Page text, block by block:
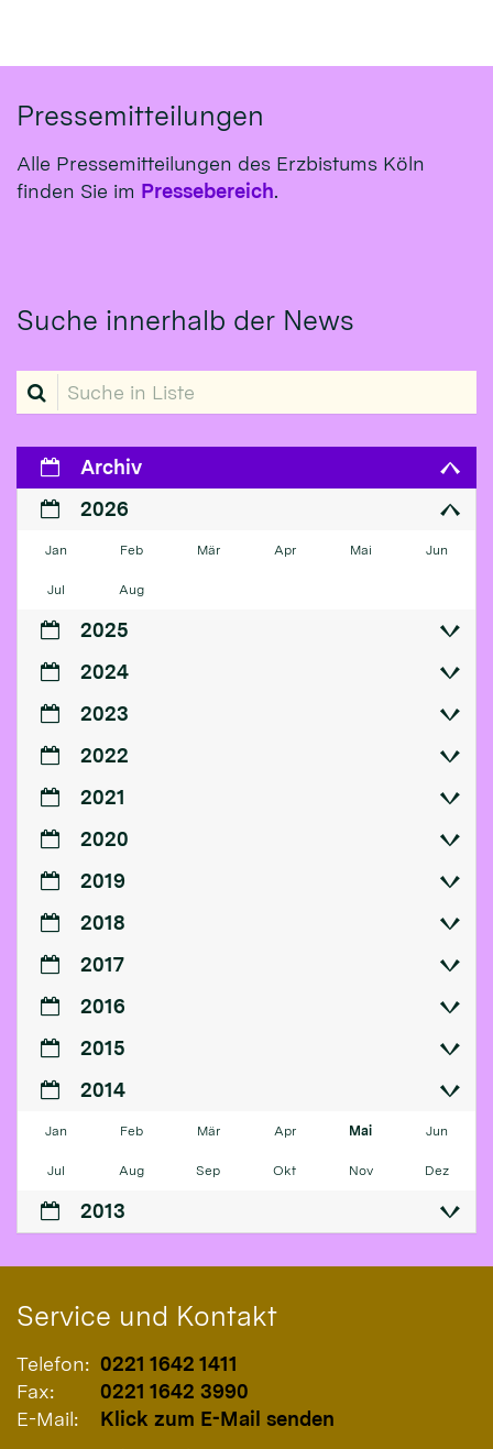
Pressemitteilungen
Alle Pressemitteilungen des Erzbistums Köln
finden Sie im Pressebereich.
Suche innerhalb der News
Suche in Liste
Archiv
2026
Jan Feb Mär Apr Mai Jun
Jul Aug
2025
2024
2023
2022
2021
2020
2019
2018
2017
2016
2015
2014
Jan Feb Mär Apr Mai Jun
Jul Aug Sep Okt Nov Dez
2013
Service und Kontakt
Telefon: 0221 1642 1411
Fax:
0221 1642 3990
E-Mail:
Klick zum E-Mail senden